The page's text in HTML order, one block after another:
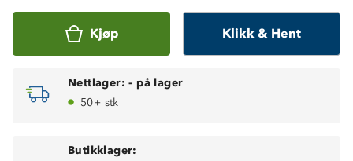
Kjøp Klikk & Hent
Nettlager: - på lager
50+ stk
Butikklager: